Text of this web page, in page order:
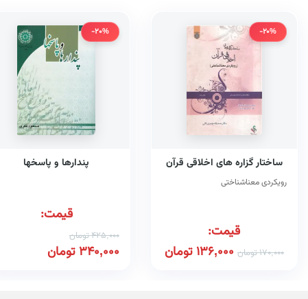
-20%
ساختار گزاره های اخلاقی قرآن
رویکردی معناشناختی
قیمت:
170,000تومان 136,000تومان
-20%
پندارها و پاسخها
قیمت:
425,000تومان
340,000تومان